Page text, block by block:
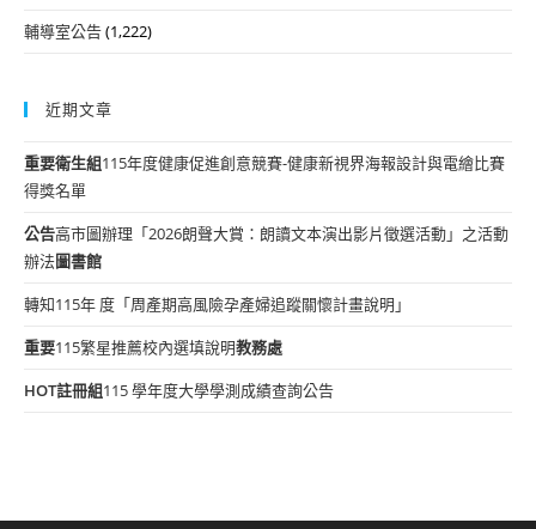
輔導室公告(1,222)
近期文章
重要衛生組115年度健康促進創意競賽-健康新視界海報設計與電繪比賽
得獎名單
公告高市圖辦理「2026朗聲大賞：朗讀文本演出影片徵選活動」之活動
辦法圖書館
轉知115年 度「周產期高風險孕產婦追蹤關懷計畫說明」
重要115繁星推薦校內選填說明教務處
HOT註冊組115 學年度大學學測成績查詢公告